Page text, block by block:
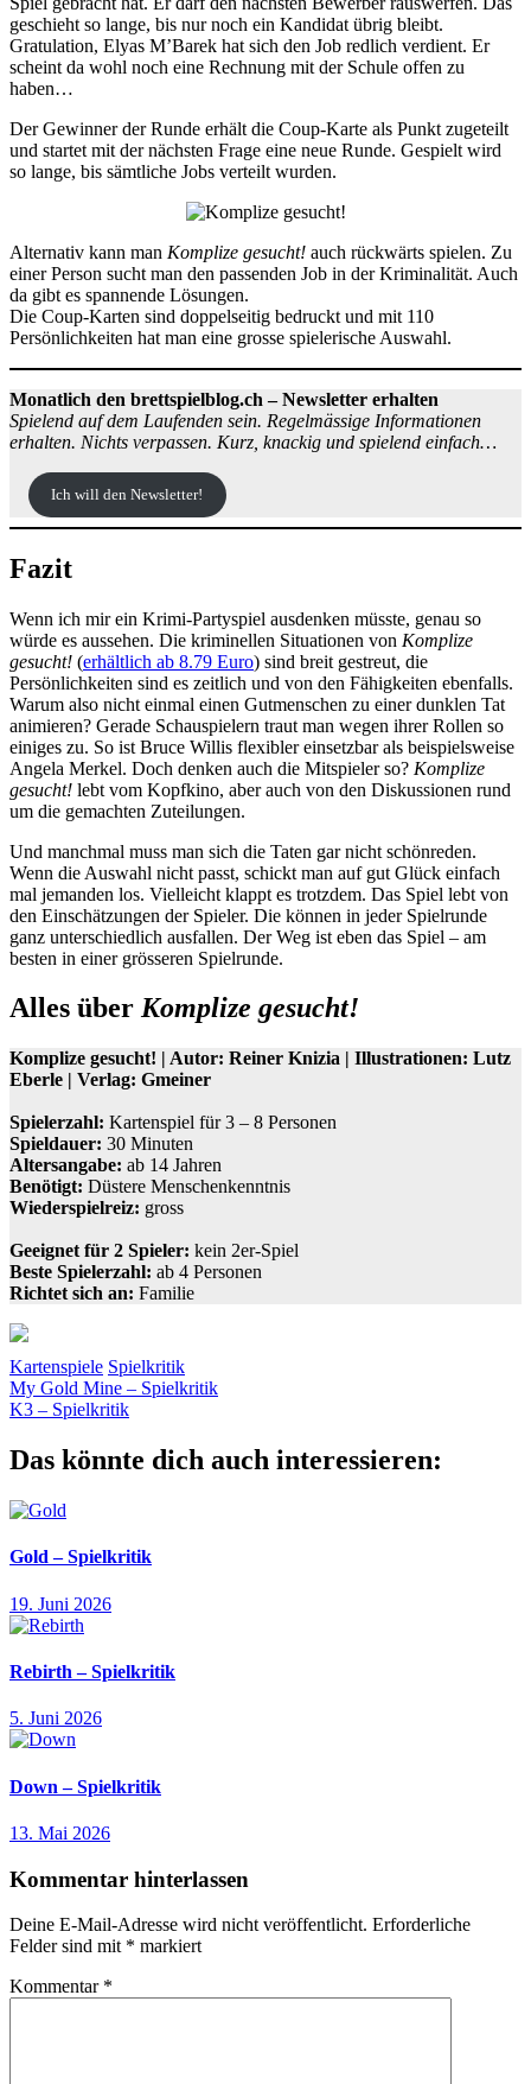
geschieht so lange, bis nur noch ein Kandidat übrig bleibt.
Gratulation, Elyas M’Barek hat sich den Job redlich verdient. Er
scheint da wohl noch eine Rechnung mit der Schule offen zu
haben…
Der Gewinner der Runde erhält die Coup-Karte als Punkt zugeteilt
und startet mit der nächsten Frage eine neue Runde. Gespielt wird
so lange, bis sämtliche Jobs verteilt wurden.
Alternativ kann man Komplize gesucht! auch rückwärts spielen. Zu
einer Person sucht man den passenden Job in der Kriminalität. Auch
da gibt es spannende Lösungen.
Die Coup-Karten sind doppelseitig bedruckt und mit 110
Persönlichkeiten hat man eine grosse spielerische Auswahl.
Monatlich den brettspielblog.ch – Newsletter erhalten
Spielend auf dem Laufenden sein. Regelmässige Informationen
erhalten. Nichts verpassen. Kurz, knackig und spielend einfach…
Ich will den Newsletter!
Fazit
Wenn ich mir ein Krimi-Partyspiel ausdenken müsste, genau so
würde es aussehen. Die kriminellen Situationen von Komplize
gesucht! (erhältlich ab 8.79 Euro) sind breit gestreut, die
Persönlichkeiten sind es zeitlich und von den Fähigkeiten ebenfalls.
Warum also nicht einmal einen Gutmenschen zu einer dunklen Tat
animieren? Gerade Schauspielern traut man wegen ihrer Rollen so
einiges zu. So ist Bruce Willis flexibler einsetzbar als beispielsweise
Angela Merkel. Doch denken auch die Mitspieler so? Komplize
gesucht! lebt vom Kopfkino, aber auch von den Diskussionen rund
um die gemachten Zuteilungen.
Und manchmal muss man sich die Taten gar nicht schönreden.
Wenn die Auswahl nicht passt, schickt man auf gut Glück einfach
mal jemanden los. Vielleicht klappt es trotzdem. Das Spiel lebt von
den Einschätzungen der Spieler. Die können in jeder Spielrunde
ganz unterschiedlich ausfallen. Der Weg ist eben das Spiel – am
besten in einer grösseren Spielrunde.
Alles über Komplize gesucht!
Komplize gesucht! | Autor: Reiner Knizia | Illustrationen: Lutz
Eberle | Verlag: Gmeiner
Spielerzahl: Kartenspiel für 3 – 8 Personen
Spieldauer: 30 Minuten
Altersangabe: ab 14 Jahren
Benötigt: Düstere Menschenkenntnis
Wiederspielreiz: gross
Geeignet für 2 Spieler: kein 2er-Spiel
Beste Spielerzahl: ab 4 Personen
Richtet sich an: Familie
Kartenspiele Spielkritik
GmeinerKnizia KrimiKrimispiel
Beitragsnavigation
Vorheriger
Beitrag:
My Gold Mine – Spielkritik
Nächster
K3 – Spielkritik
Das könnte dich auch interessieren:
Gold – Spielkritik
19. Juni 2026
Rebirth – Spielkritik
5. Juni 2026
Down – Spielkritik
13. Mai 2026
Kommentar hinterlassen
Deine E-Mail-Adresse wird nicht veröffentlicht. Erforderliche
Felder sind mit * markiert
Kommentar *